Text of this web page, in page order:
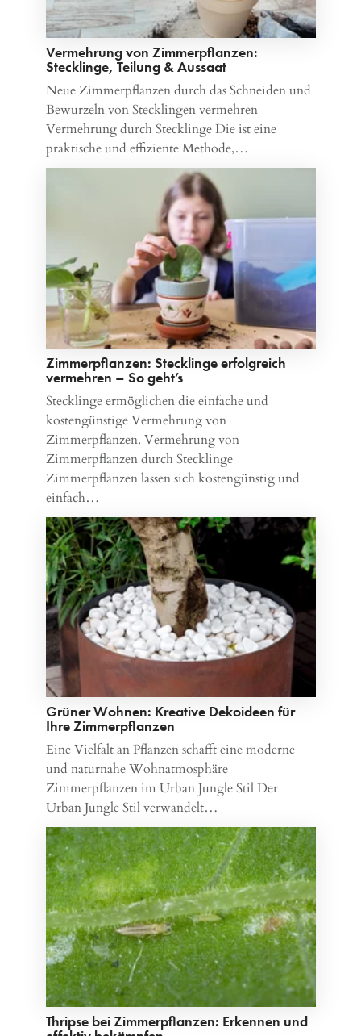
Vermehrung von Zimmerpflanzen:
Stecklinge, Teilung & Aussaat
Neue Zimmerpflanzen durch das Schneiden und
Bewurzeln von Stecklingen vermehren
Vermehrung durch Stecklinge Die ist eine
praktische und effiziente Methode,…
Zimmerpflanzen: Stecklinge erfolgreich
vermehren – So geht’s
Stecklinge ermöglichen die einfache und
kostengünstige Vermehrung von
Zimmerpflanzen. Vermehrung von
Zimmerpflanzen durch Stecklinge
Zimmerpflanzen lassen sich kostengünstig und
einfach…
Grüner Wohnen: Kreative Dekoideen für
Ihre Zimmerpflanzen
Eine Vielfalt an Pflanzen schafft eine moderne
und naturnahe Wohnatmosphäre
Zimmerpflanzen im Urban Jungle Stil Der
Urban Jungle Stil verwandelt…
Thripse bei Zimmerpflanzen: Erkennen und